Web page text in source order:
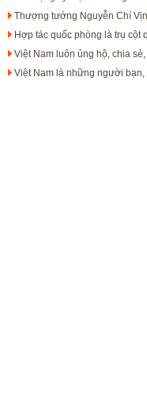
Thượng tướng Nguyễn Chí
Hợp tác quốc phòng là trụ cột
Việt Nam luôn ủng hộ, chia
Việt Nam là những người